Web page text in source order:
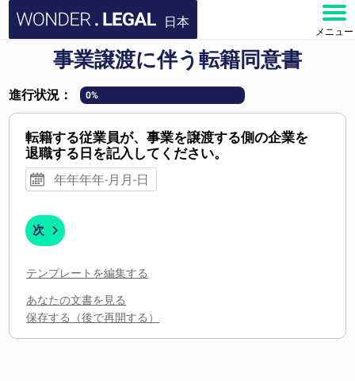
日本
メニュー
文書
よくある質問
お問い合わせ
アカウント
事業譲渡に伴う転籍同意書
進行状況： 0%
転籍する従業員が、事業を譲渡する側の企業を
退職する日を記入してください。
次
テンプレートを編集する
あなたの文書を見る